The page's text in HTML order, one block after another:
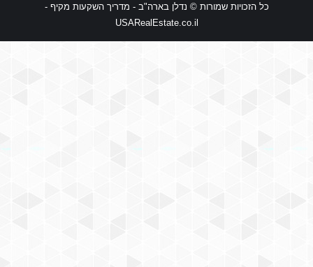
כל הזכויות שמורות © נדלן בארה"ב - מדריך השקעות מקיף -
USARealEstate.co.il